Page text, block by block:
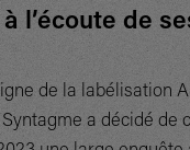
l’écoute de
de la labélisation
a décidé de